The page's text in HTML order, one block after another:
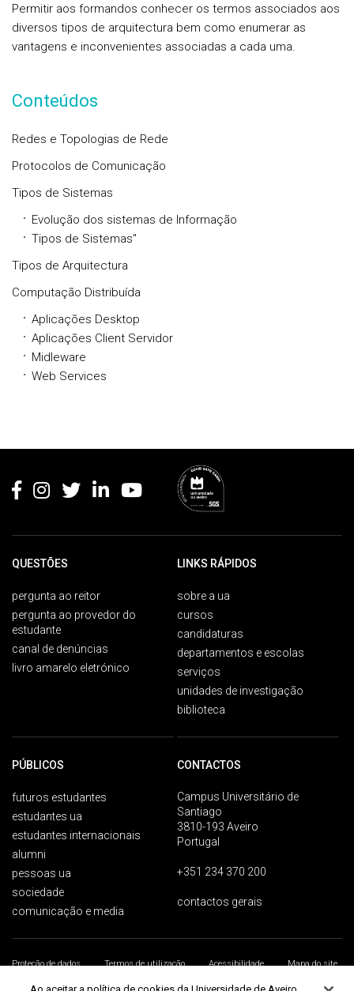
Permitir aos formandos conhecer os termos associados aos
diversos tipos de arquitectura bem como enumerar as
vantagens e inconvenientes associadas a cada uma.
Conteúdos
Redes e Topologias de Rede
Protocolos de Comunicação
Tipos de Sistemas
Evolução dos sistemas de Informação
Tipos de Sistemas"
Tipos de Arquitectura
Computação Distribuída
Aplicações Desktop
Aplicações Client Servidor
Midleware
Web Services
QUESTÕES
pergunta ao reitor
pergunta ao provedor do
estudante
canal de denúncias
livro amarelo eletrónico
LINKS RÁPIDOS
sobre a ua
cursos
candidaturas
departamentos e escolas
serviços
unidades de investigação
biblioteca
PÚBLICOS
futuros estudantes
estudantes ua
estudantes internacionais
alumni
pessoas ua
sociedade
comunicação e media
CONTACTOS
Campus Universitário de
Santiago
3810-193 Aveiro
Portugal
+351 234 370 200
contactos gerais
Proteção de dados Termos de utilização Acessibilidade
Mapa do site
Universidade de Aveiro 2026